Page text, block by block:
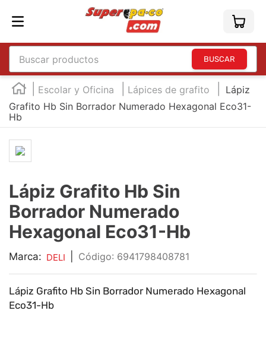
Buscar productos
Escolar y Oficina Lápices de grafito
Lápiz
Grafito Hb Sin Borrador Numerado Hexagonal Eco31-
Hb
Lápiz Grafito Hb Sin
Borrador Numerado
Hexagonal Eco31-Hb
Marca: DELI : 6941798408781
Lápiz Grafito Hb Sin Borrador Numerado Hexagonal
Eco31-Hb
TÉRMINOS MÁS BUSCADOS
1.
england
2
3
4.
5.
mouse
6.
marcadores
7.
audifonos
10. calculadora